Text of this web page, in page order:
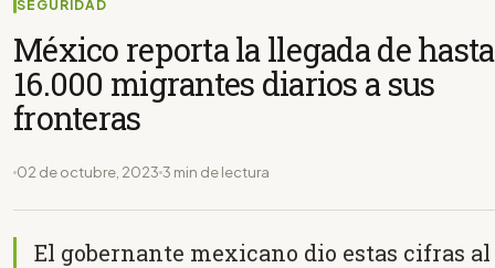
SEGURIDAD
México reporta la llegada de hasta
16.000 migrantes diarios a sus
fronteras
02 de octubre, 2023 3 min de lectura
El gobernante mexicano dio estas cifras al